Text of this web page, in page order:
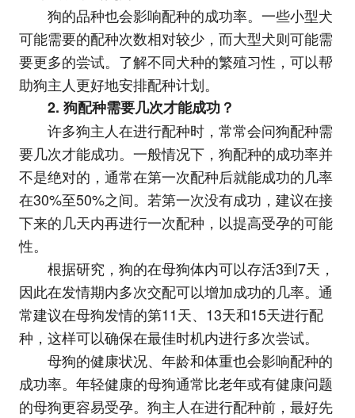
狗的品种也会影响配种的成功率。一些小型犬
可能需要的配种次数相对较少，而大型犬则可能需
要更多的尝试。了解不同犬种的繁殖习性，可以帮
助狗主人更好地安排配种计划。
2. 狗配种需要几次才能成功？
许多狗主人在进行配种时，常常会问狗配种需
要几次才能成功。一般情况下，狗配种的成功率并
不是绝对的，通常在第一次配种后就能成功的几率
在30%至50%之间。若第一次没有成功，建议在接
下来的几天内再进行一次配种，以提高受孕的可能
性。
根据研究，狗的在母狗体内可以存活3到7天，
因此在发情期内多次交配可以增加成功的几率。通
常建议在母狗发情的第11天、13天和15天进行配
种，这样可以确保在最佳时机内进行多次尝试。
母狗的健康状况、年龄和体重也会影响配种的
成功率。年轻健康的母狗通常比老年或有健康问题
的母狗更容易受孕。狗主人在进行配种前，最好先